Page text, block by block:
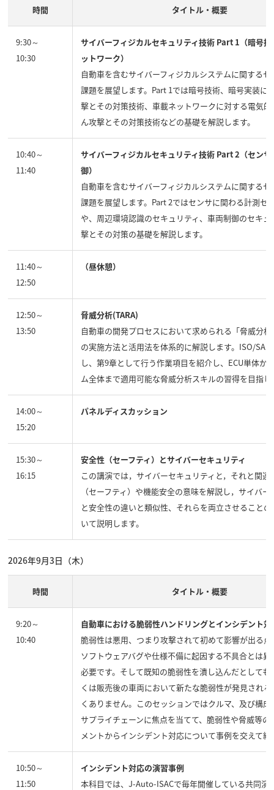
時間 タイトル・概要
9:30～
10:30
サイバーフィジカルセキュリティ技術 Part 1（暗号
ットワーク）
自動車を含むサイバーフィジカルシステムに関するセ
課題を展望します。Part 1では暗号技術、暗号実装に
撃とその対策技術、車載ネットワークに対する電気
ん攻撃とその対策技術などの基礎を解説します。
10:40～
11:40
サイバーフィジカルセキュリティ技術 Part 2（セン
御）
自動車を含むサイバーフィジカルシステムに関するセ
課題を展望します。Part 2ではセンサに関わる計測セ
や、周辺環境認識のセキュリティ、車両制御のセキュ
撃とその対策の基礎を解説します。
11:40～
12:50
（昼休憩）
12:50～
13:50
脅威分析(TARA)
自動車の開発プロセスにおいて求められる「脅威分析
の実施方法と活用法を体系的に解説します。ISO/SAE
し、第9章として行う作業項目を紹介し、ECU単体か
ム全体まで適用可能な脅威分析スキルの習得を目指し
14:00～
15:20
パネルディスカッション
15:30～
16:15
安全性（セーフティ）とサイバーセキュリティ
この講演では，サイバーセキュリティと，それと関連
（セーフティ）や機能安全の意味を解説し，サイバ
と安全性の違いと類似性、それらを両立させること
いて説明します。
2026年9月3日（木）
時間 タイトル・概要
9:20～
10:40
自動車における脆弱性ハンドリングとインシデント対
脆弱性は悪用、つまり攻撃されて初めて影響が出る
ソフトウェアバグや仕様不備に起因する不具合とは異
必要です。そして既知の脆弱性を潰し込んだとしても
くは販売後の車両において新たな脆弱性が発見され
くありません。このセッションではクルマ、及び構成
サプライチェーンに焦点を当てて、脆弱性や脅威等の
メントからインシデント対応について事例を交えて紹
10:50～
11:50
インシデント対応の演習事例
本科目では、J-Auto-ISACで毎年開催している共同演